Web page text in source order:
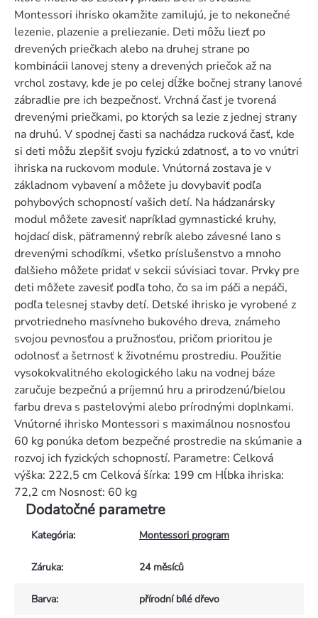
Montessori ihrisko okamžite zamilujú, je to nekonečné
lezenie, plazenie a preliezanie. Deti môžu liezť po
drevených priečkach alebo na druhej strane po
kombinácii lanovej steny a drevených priečok až na
vrchol zostavy, kde je po celej dĺžke bočnej strany lanové
zábradlie pre ich bezpečnosť. Vrchná časť je tvorená
drevenými priečkami, po ktorých sa lezie z jednej strany
na druhú. V spodnej časti sa nachádza rucková časť, kde
si deti môžu zlepšiť svoju fyzickú zdatnosť, a to vo vnútri
ihriska na ruckovom module. Vnútorná zostava je v
základnom vybavení a môžete ju dovybaviť podľa
pohybových schopností vašich detí. Na hádzanársky
modul môžete zavesiť napríklad gymnastické kruhy,
hojdací disk, päťramenný rebrík alebo závesné lano s
drevenými schodíkmi, všetko príslušenstvo a mnoho
ďalšieho môžete pridať v sekcii súvisiaci tovar. Prvky pre
deti môžete zavesiť podľa toho, čo sa im páči a nepáči,
podľa telesnej stavby detí. Detské ihrisko je vyrobené z
prvotriedneho masívneho bukového dreva, známeho
svojou pevnosťou a pružnosťou, pričom prioritou je
odolnosť a šetrnosť k životnému prostrediu. Použitie
vysokokvalitného ekologického laku na vodnej báze
zaručuje bezpečnú a príjemnú hru a prirodzenú/bielou
farbu dreva s pastelovými alebo prírodnými doplnkami.
Vnútorné ihrisko Montessori s maximálnou nosnosťou
60 kg ponúka deťom bezpečné prostredie na skúmanie a
rozvoj ich fyzických schopností. Parametre: Celková
výška: 222,5 cm Celková šírka: 199 cm Hĺbka ihriska:
72,2 cm Nosnosť: 60 kg
Dodatočné parametre
Kategória: Montessori program
Záruka: 24 měsíců
Barva: přírodní bílé dřevo